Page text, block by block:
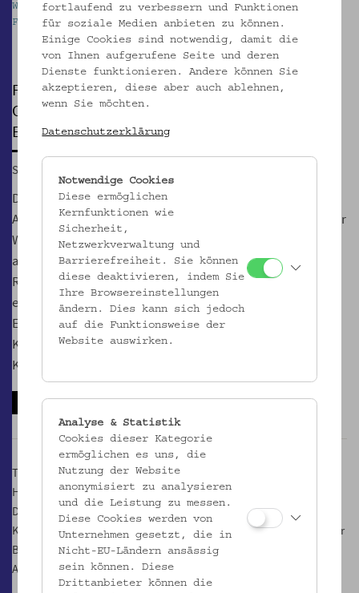
Pause
Willkommen im Otto Wagner Areal. Foto: Kollektiv
Fischka / Kramar
FÜHRUNG
Otto Wagner Areal (OWA) Außenraum samt
Einblick in die Ausstellung MEET OTTO
So, 13.09.2026, 15:00
Die weitläufige Anlage des Psychiatrischen Spitals wurde
Anfang des 20. Jahrhunderts mit einem herrlichen Blick über
Wien errichtet. Heute ist es ein einzigartiges
architektonisches Juwel der Moderne. Bei der Führung in
Richtung Kirche sowie in der MEET OTTO-Ausstellung
erfahren Sie Interessantes über die Baugeschichte, die
Entwicklung der Psychiatrie sowie den Wandel vom
Krankenhaus hin zum Areal für Bildung, Wissenschaft,
Kultur und Soziales.
Anmelden
Treffpunkt: Pförtnerhaus bei der Bushaltestelle 48A, Baumgartner
Höhe 1, 1140 Wien
Dauer: 60 Min.
Kosten: € 10,-/€ 5,- erm. für Mitglieder im Verein für Volkskunde (nur
Barzahlung möglich)
Anmeldung erbeten
fortlaufend zu verbessern und Funktionen
für soziale Medien anbieten zu können.
Einige Cookies sind notwendig, damit die
von Ihnen aufgerufene Seite und deren
Dienste funktionieren. Andere können Sie
akzeptieren, diese aber auch ablehnen,
wenn Sie möchten.
Datenschutzerklärung
Notwendige Cookies
Diese ermöglichen
Kernfunktionen wie
Sicherheit,
Netzwerkverwaltung und
Barrierefreiheit. Sie können
diese deaktivieren, indem Sie
Ihre Browsereinstellungen
ändern. Dies kann sich jedoch
auf die Funktionsweise der
Website auswirken.
Analyse & Statistik
Cookies dieser Kategorie
ermöglichen es uns, die
Nutzung der Website
anonymisiert zu analysieren
und die Leistung zu messen.
Diese Cookies werden von
Unternehmen gesetzt, die in
Nicht-EU-Ländern ansässig
sein können. Diese
Drittanbieter können die